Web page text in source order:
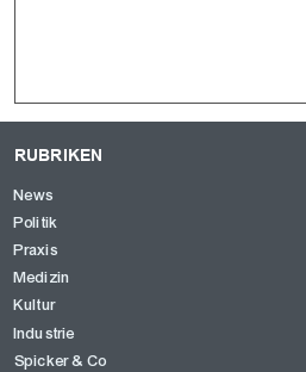
RUBRIKEN
News
Politik
Praxis
Medizin
Kultur
Industrie
Spicker & Co